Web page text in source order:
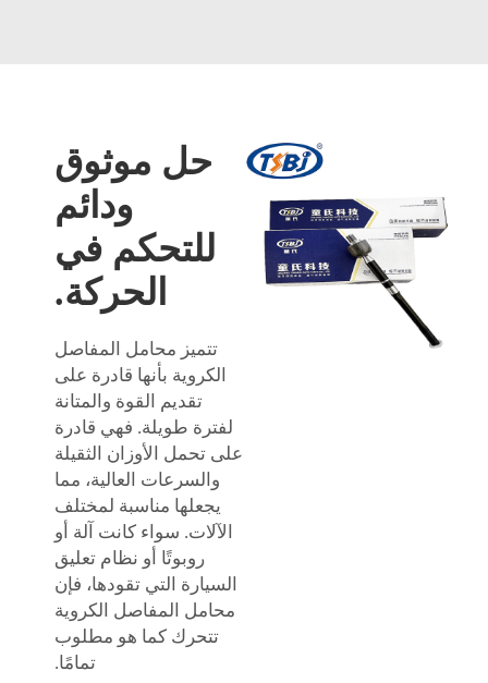
حل موثوق
ودائم
للتحكم في
الحركة.
تتميز محامل المفاصل
الكروية بأنها قادرة على
تقديم القوة والمتانة
لفترة طويلة. فهي قادرة
على تحمل الأوزان الثقيلة
والسرعات العالية، مما
يجعلها مناسبة لمختلف
الآلات. سواء كانت آلة أو
روبوتًا أو نظام تعليق
السيارة التي تقودها، فإن
محامل المفاصل الكروية
تتحرك كما هو مطلوب
تمامًا.